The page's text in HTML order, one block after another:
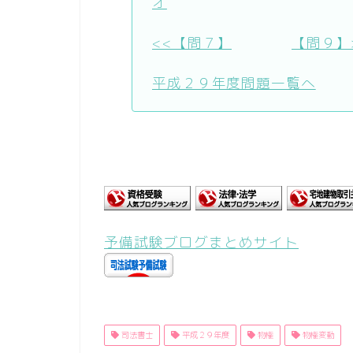
<<【問７】 【問９
平成２９年度問題一覧へ
予備試験ブログまとめサイト
司法書士 平成２９年度 物権 物権変動